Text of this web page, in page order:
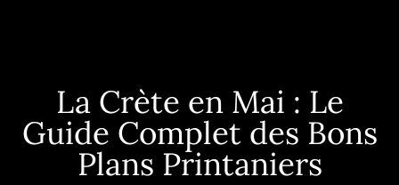
La Crète en Mai : Le
Guide Complet des Bons
Plans Printaniers